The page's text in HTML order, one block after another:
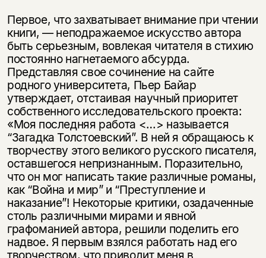
Первое, что захватывает внимание при чтении
книги, — неподражаемое искусство автора
быть серьезным, вовлекая читателя в стихию
постоянно нагнетаемого абсурда.
Представляя свое сочинение на сайте
родного университета, Пьер Байар
утверждает, отстаивая научный приоритет
собственного исследовательского проекта:
«Моя последняя работа <…> называется
“Загадка Толстоевский”. В ней я обращаюсь к
творчеству этого великого русского писателя,
оставшегося непризнанным. Поразительно,
что он мог написать такие различные романы,
как “Война и мир” и “Преступление и
наказание”! Некоторые критики, озадаченные
столь различными мирами и явной
графоманией автора, решили поделить его
надвое. Я первым взялся работать над его
творчеством, что приводит меня в